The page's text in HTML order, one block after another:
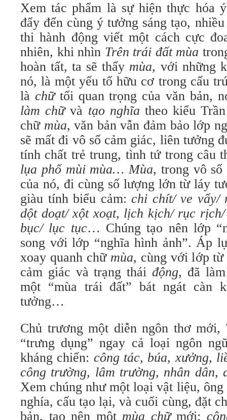
Xem tác phẩm là sự hiện thực hóa
đẩy đến cùng ý tưởng sáng tạo,
thi hành động viết một cách cực
nhiên, khi nhìn Trên trái đất mùa
hoàn tất, ta sẽ thấy mùa, với những
nó, là một yếu tố hữu cơ trong cấu
là chữtối quan trọng của văn bản,
làm chữvà tạo nghĩa theo kiểu
chữ mùa, văn bản vẫn đảm bảo lớp
sẽ mất đi vô số cảm giác, liên tưởng
tính chất trẻ trung, tình tứ trong câu
lụa phố mùi mùa… Mùa, trong vô
của nó, đi cùng số lượng lớn từ láy
giàu tính biểu cảm:chi chít/ ve vẩy/
dột doạt/ xột xoạt, lịch kịch/ rục
bục/ lục tục… Chúng tạo nên lớp
song với lớp “nghĩa hình ảnh”. Áp
xoay quanh chữ mùa, cùng với lớp từ
cảm giác và trạng tháiđộng, đã
một “mùa trái đất” bát ngát càn
tưởng…
Chủ trương một diễn ngôn thơ mới,
“trưng dụng” ngay cả loại ngôn
kháng chiến: công tác, búa, xưởng,
công trường, lâm trường, nhân dân,
Xem chúng như một loại vật liệu, ông
nghía, cấu tạo lại, và cuối cùng, đặt
bản, tạo nên một mùa chữmới: